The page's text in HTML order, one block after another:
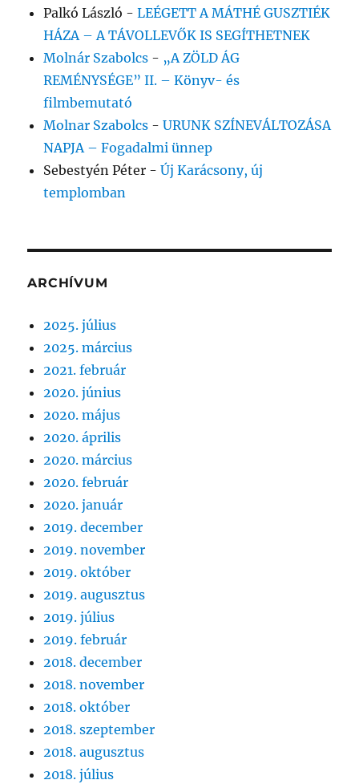
Palkó László -LEÉGETT A MÁTHÉ GUSZTIÉK
HÁZA – A TÁVOLLEVŐK IS SEGÍTHETNEK
Molnár Szabolcs - „A ZÖLD ÁG
REMÉNYSÉGE” II. – Könyv- és
filmbemutató
Molnar Szabolcs -URUNK SZÍNEVÁLTOZÁSA
NAPJA – Fogadalmi ünnep
Sebestyén Péter -Új Karácsony, új
templomban
ARCHÍVUM
2025. július
2025. március
2021. február
2020. június
2020. május
2020. április
2020. március
2020. február
2020. január
2019. december
2019. november
2019. október
2019. augusztus
2019. július
2019. február
2018. december
2018. november
2018. október
2018. szeptember
2018. augusztus
2018. július